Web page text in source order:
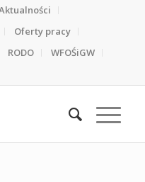
Oferty pracy
RODO
WFOŚiGW